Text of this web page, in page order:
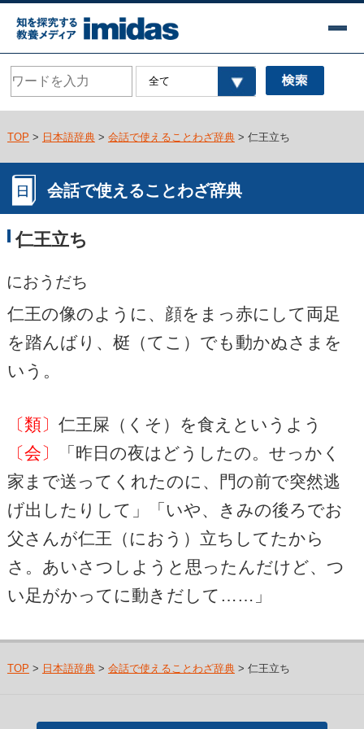
TOP > 日本語辞典> 会話で使えることわざ辞典> 仁王立ち
会話で使えることわざ辞典
仁王立ち
におうだち
仁王の像のように、顔をまっ赤にして両足
を踏んばり、梃（てこ）でも動かぬさまを
いう。
〔類〕 仁王屎（くそ）を食えというよう
〔会〕
「昨日の夜はどうしたの。せっかく
家まで送ってくれたのに、門の前で突然逃
げ出したりして」「いや、きみの後ろでお
父さんが仁王（におう）立ちしてたから
さ。あいさつしようと思ったんだけど、つ
い足がかってに動きだして……」
TOP > 日本語辞典> 会話で使えることわざ辞典> 仁王立ち